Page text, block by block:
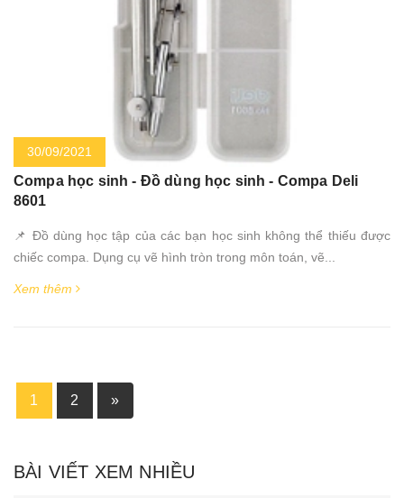
30/09/2021
Compa học sinh - Đồ dùng học sinh - Compa Deli
8601
📌 Đồ dùng học tập của các bạn học sinh không thể thiếu được
chiếc compa. Dụng cụ vẽ hình tròn trong môn toán, vẽ...
Xem thêm
1 2 »
BÀI VIẾT XEM NHIỀU